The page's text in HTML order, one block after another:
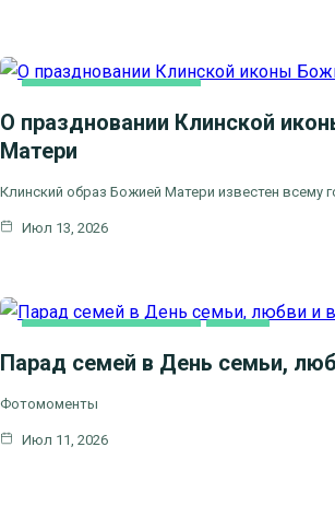
О праздновании Клинской
Матери
Клинский образ Божией Матери известен всему
Июл 13, 2026
Парад семей в День семьи,
Фотомоменты
Июл 11, 2026